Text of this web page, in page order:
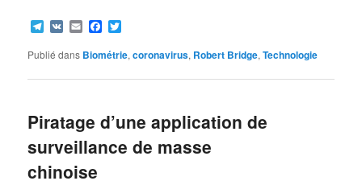
Telegram
VK EmailFacebook
Publié dans Biométrie,coronavirus, Robert Bridge,Technologie
Piratage d’une application de
surveillance de masse
chinoise